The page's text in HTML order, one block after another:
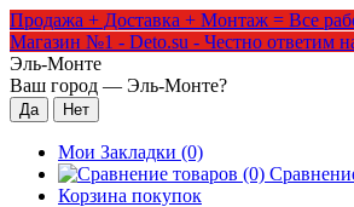
Продажа + Доставка + Монтаж = Все
Магазин №1 - Deto.su - Честно ответим
Эль-Монте
Ваш город — Эль-Монте?
Мои Закладки (0)
Корзина покупок